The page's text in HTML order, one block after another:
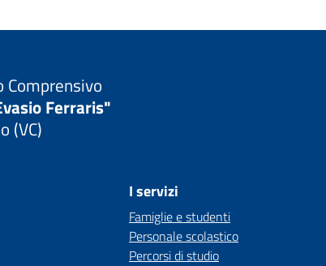
Comprensivo
Ferraris"
(VC)
I servizi
Famiglie e studenti
Personale scolastico
Percorsi di studio